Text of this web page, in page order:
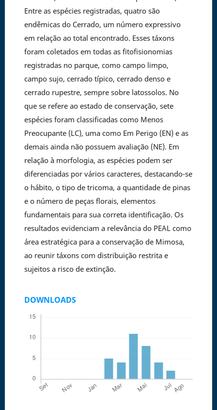
Entre as espécies registradas, quatro são
endêmicas do Cerrado, um número expressivo
em relação ao total encontrado. Esses táxons
foram coletados em todas as fitofisionomias
registradas no parque, como campo limpo,
campo sujo, cerrado típico, cerrado denso e
cerrado rupestre, sempre sobre latossolos. No
que se refere ao estado de conservação, sete
espécies foram classificadas como Menos
Preocupante (LC), uma como Em Perigo (EN) e as
demais ainda não possuem avaliação (NE). Em
relação à morfologia, as espécies podem ser
diferenciadas por vários caracteres, destacando-se
o hábito, o tipo de tricoma, a quantidade de pinas
e o número de peças florais, elementos
fundamentais para sua correta identificação. Os
resultados evidenciam a relevância do PEAL como
área estratégica para a conservação de Mimosa,
ao reunir táxons com distribuição restrita e
sujeitos a risco de extinção.
DOWNLOADS